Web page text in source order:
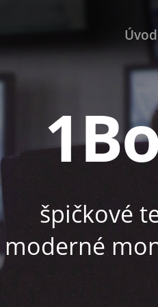
Úvod
špičkové